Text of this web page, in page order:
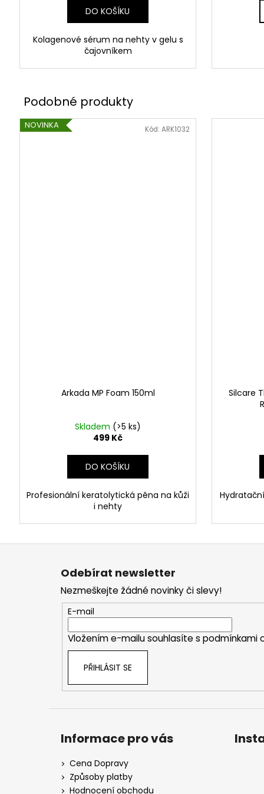
DO KOŠÍKU
Kolagenové sérum na nehty v gelu s
čajovníkem
NOVINKA
Arkada MP Foam 150ml
Skladem (>5 ks)
499 Kč
DO KOŠÍKU
Profesionální keratolytická pěna na kůži
i nehty
Kód: ARK1032
Silcare
Z
Odebírat newsletter
Nezmeškejte žádné novinky či slevy!
E-mail
Vložením e-mailu souhlasíte s podmínkami
PŘIHLÁSIT SE
Informace pro vás
Cena Dopravy
Způsoby platby
Hodnocení obchodu